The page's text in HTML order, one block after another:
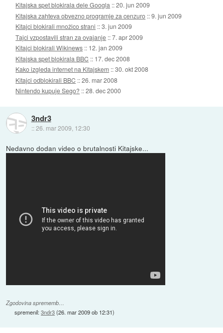
Kitajska spet blokirala dele Googla ::20. jun 2009
Kitajska zahteva obvezno programje za cenzuro ::9. jun 2009
Kitajci blokirali množico strani ::3. jun 2009
Tajci vzpostavili stran za ovajanje ::7. apr 2009
Kitajci blokirali Wikinews :: 12. jan 2009
Kitajska spet blokirala BBC :: 17. dec 2008
Kako izgleda internet na Kitajskem ::30. okt 2008
Kitajci odblokirali BBC ::26. mar 2008
Nintendo kupuje Sego? ::28. dec 2000
3ndr3
::26. mar 2009, 12:30
Nedavno dodan video o brutalnosti Kitajske...
Zgodovina sprememb…
spremenil:3ndr3(26. mar 2009 ob 12:31)